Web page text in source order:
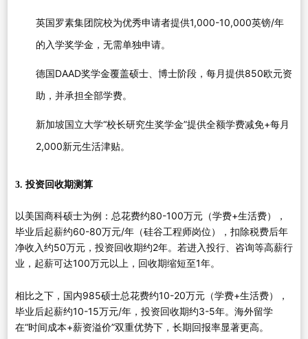
英国罗素集团院校为优秀申请者提供1,000-10,000英镑/年
的入学奖学金，无需单独申请。
德国DAAD奖学金覆盖硕士、博士阶段，每月提供850欧元资
助，并承担全部学费。
新加坡国立大学“校长研究生奖学金”提供全额学费减免+每月
2,000新元生活津贴。
3. 投资回收期测算
以美国商科硕士为例：总花费约80-100万元（学费+生活费），
毕业后起薪约60-80万元/年（硅谷工程师岗位），扣除税费后年
净收入约50万元，投资回收期约2年。若进入投行、咨询等高薪行
业，起薪可达100万元以上，回收期缩短至1年。
相比之下，国内985硕士总花费约10-20万元（学费+生活费），
毕业后起薪约10-15万元/年，投资回收期约3-5年。海外留学
在“时间成本+薪资溢价”双重优势下，长期回报率显著更高。